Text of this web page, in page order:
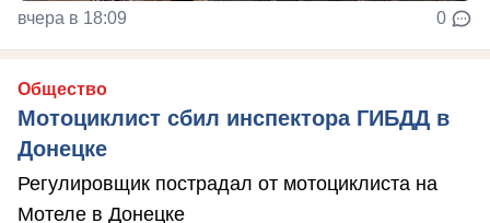
вчера в 18:09 0
Общество
Мотоциклист сбил инспектора ГИБДД в
Донецке
Регулировщик пострадал от мотоциклиста на
Мотеле в Донецке